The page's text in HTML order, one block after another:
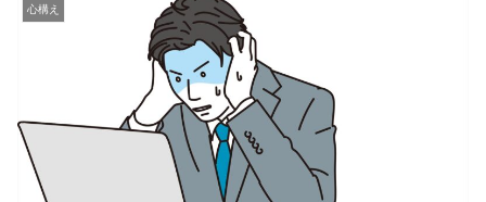
心構え